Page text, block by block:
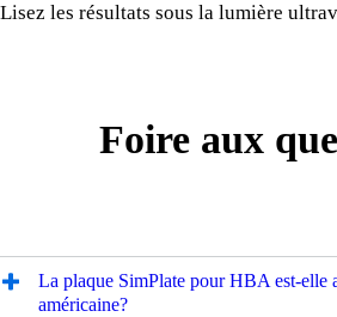
Lisez les résultats sous la lumière
Foire aux
La plaque SimPlate pour HBA est-elle
américaine?